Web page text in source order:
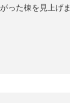
った棟を見上げま